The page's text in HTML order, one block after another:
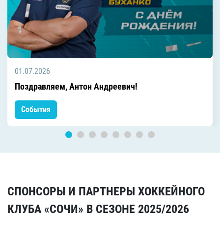
01.07.2026
Поздравляем, Антон Андреевич!
События
СПОНСОРЫ И ПАРТНЕРЫ ХОККЕЙНОГО
КЛУБА «СОЧИ» В СЕЗОНЕ 2025/2026